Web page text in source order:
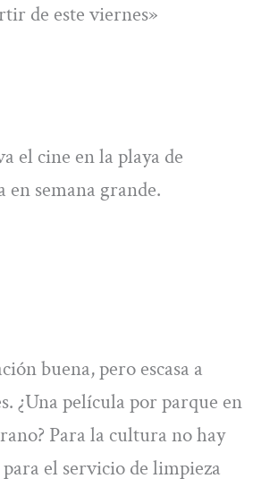
de este viernes»
el cine en la playa de
en semana grande.
buena, pero escasa a
¿Una película por parque en
Para la cultura no hay
el servicio de limpieza